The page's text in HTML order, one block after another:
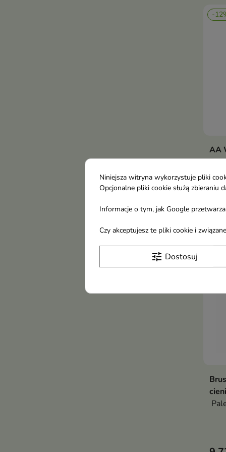
-
AA
Niniejsza witryna wykorzystuje pliki
Opcjonalne pliki cookie służą
Informacje o tym, jak Google
Czy akceptujesz te pliki cookie i
tune Dostosuj